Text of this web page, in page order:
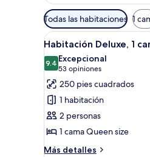
Filtros
disponibles
para
las
habitaciones
Todas las habitaciones 1
Abrir
todas
las
fotos
de
Habitación
Deluxe,
1
cama
4
Habitación Deluxe, 1
9.49.4 de 10
Excepcional
53 opiniones
(53
opiniones)
250 pies cuadrados
1 habitación
2 personas
1 cama Queen size
Más detalles
Más